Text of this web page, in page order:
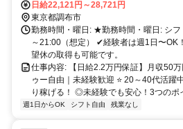
日給22,121円～28,721円
東京都調布市
勤務時間・曜日: ★勤務時間・曜日: シ
～21:00（想定） ✔経験者は週1日〜
望休の取得も可能です。
仕事内容: 【日給2.2万円保証】月収50
ゥー自由｜未経験歓迎 ⭐ 20～40代活躍
り稼げる！ ◎未経験でも安心！3つのポ
週1日からOK シフト自由 残業なし